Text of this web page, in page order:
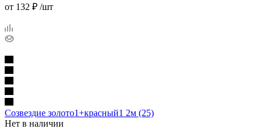
от 132 ₽ /шт
Созвездие золото1+красный1 2м (25)
Нет в наличии